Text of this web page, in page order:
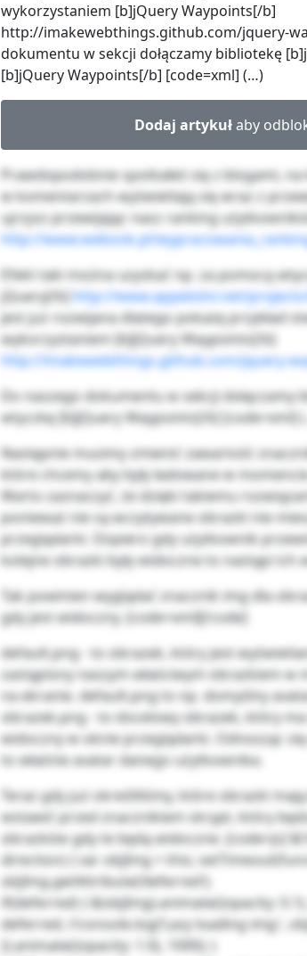
wykorzystaniem [b]jQuery Waypoints[/b]
http://imakewebthings.github.com/jquery-
dokumentu w sekcji dołączamy bibliotekę
[b]jQuery Waypoints[/b] [code=xml] (…)
Dodaj artykułaby
Prawdopodobnie spotkałeś się z blogami,
w komentarzach wyświetlają się wraz z
ujrzysz przewijając nasz ranking
http://www.webook.pl/
Efekt taki można uzyskać np. za pomocą
jQuery[/b]http://www.appelsiini.net/
jest już rozwijana dlatego pokażę przykład
wykorzystaniem [b]jQuery Waypoints[/b]
http://imakewebthings.github.com/jquery-
Do naszego dokumentu w sekcji
wtyczkę [b]jQuery Waypoints[/b] [code=xml]
Następnie musimy zmienić zawartość
które chcemy aby były ładowane w
Warto zaznaczyć, że dzięki takiemu
ponieważ nie są wczytywane obrazki nie
przeglądarki. Dopiero gdy użytkownik
kolejne obrazki były widoczne to nastąpi ich
Tak powinien wyglądać znacznik img dla
gdy jest widoczny. [code=xml][/code]
default.png - to obrazek, który jest
zastąpiony naszym właściwym obrazkiem
na ekranie. default.png to np. domyślny
obrazek.png - to docelowy obrazek, który
widoczny w oknie przeglądarki. Odnosząc
to właśnie avatar danego użytkownika.
Teraz gdy już określiliśmy, które obrazki
wstawić przed znacznikiem skrypt, który
obrazków gdy te będą widoczne. [code=js]
direction) { var objImg = this;
objImg.getAttribute(‘deferred’);
if(deferred) { $(objImg).animate({opacity:
deferred; //console.log(‘Lazy loading img:’,
}).animate({opacity: 1.0}, 1000); }